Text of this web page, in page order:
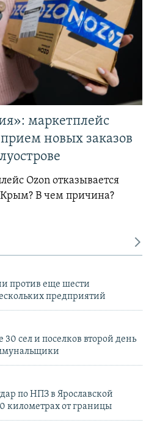
маркетплейс
новых заказов
Ozon отказывается
Крым? В чем причина?
против еще шести
предприятий
сел и поселков второй день
по НПЗ в Ярославской
километрах от границы